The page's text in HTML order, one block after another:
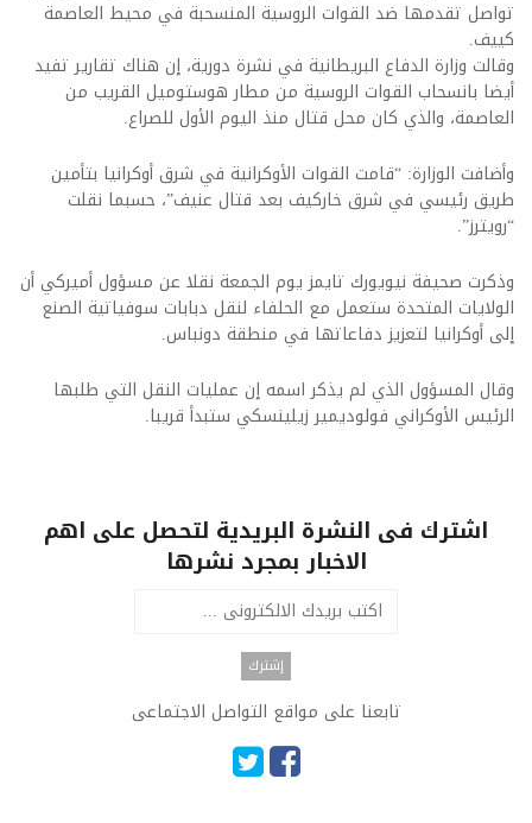
تواصل تقدمها ضد القوات الروسية المنسحبة في محيط العاصمة
كييف.
وقالت وزارة الدفاع البريطانية في نشرة دورية، إن هناك تقارير تفيد
أيضا بانسحاب القوات الروسية من مطار هوستوميل القريب من
العاصمة، والذي كان محل قتال منذ اليوم الأول للصراع.
وأضافت الوزارة: “قامت القوات الأوكرانية في شرق أوكرانيا بتأمين
طريق رئيسي في شرق خاركيف بعد قتال عنيف”، حسبما نقلت
“رويترز”.
وذكرت صحيفة نيويورك تايمز يوم الجمعة نقلا عن مسؤول أميركي أن
الولايات المتحدة ستعمل مع الحلفاء لنقل دبابات سوفياتية الصنع
إلى أوكرانيا لتعزيز دفاعاتها في منطقة دونباس.
وقال المسؤول الذي لم يذكر اسمه إن عمليات النقل التي طلبها
الرئيس الأوكراني فولوديمير زيلينسكي ستبدأ قريبا.
اشترك فى النشرة البريدية لتحصل على اهم
الاخبار بمجرد نشرها
تابعنا على مواقع التواصل الاجتماعى